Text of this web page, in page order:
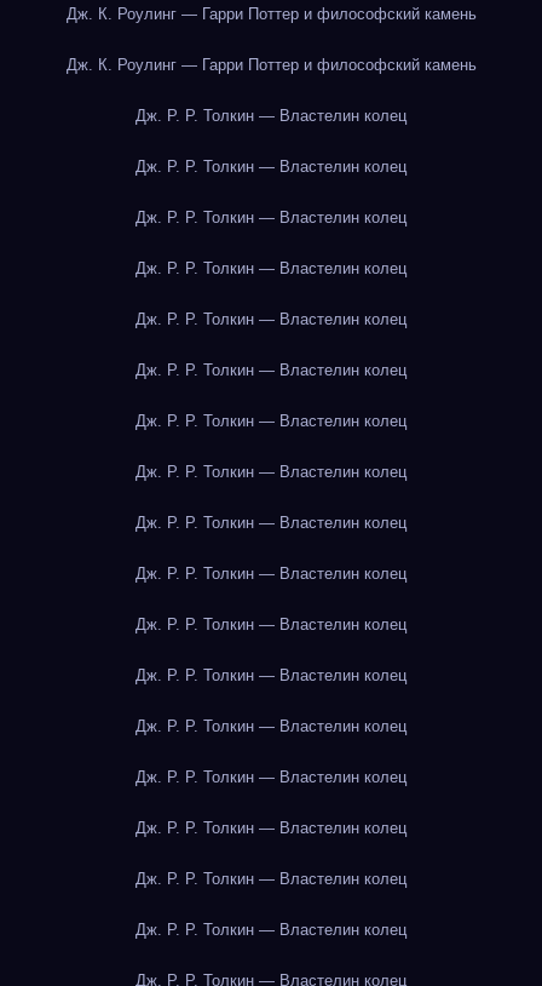
Дж. К. Роулинг — Гарри Поттер и философский камень
Дж. К. Роулинг — Гарри Поттер и философский камень
Дж. Р. Р. Толкин — Властелин колец
Дж. Р. Р. Толкин — Властелин колец
Дж. Р. Р. Толкин — Властелин колец
Дж. Р. Р. Толкин — Властелин колец
Дж. Р. Р. Толкин — Властелин колец
Дж. Р. Р. Толкин — Властелин колец
Дж. Р. Р. Толкин — Властелин колец
Дж. Р. Р. Толкин — Властелин колец
Дж. Р. Р. Толкин — Властелин колец
Дж. Р. Р. Толкин — Властелин колец
Дж. Р. Р. Толкин — Властелин колец
Дж. Р. Р. Толкин — Властелин колец
Дж. Р. Р. Толкин — Властелин колец
Дж. Р. Р. Толкин — Властелин колец
Дж. Р. Р. Толкин — Властелин колец
Дж. Р. Р. Толкин — Властелин колец
Дж. Р. Р. Толкин — Властелин колец
Дж. Р. Р. Толкин — Властелин колец